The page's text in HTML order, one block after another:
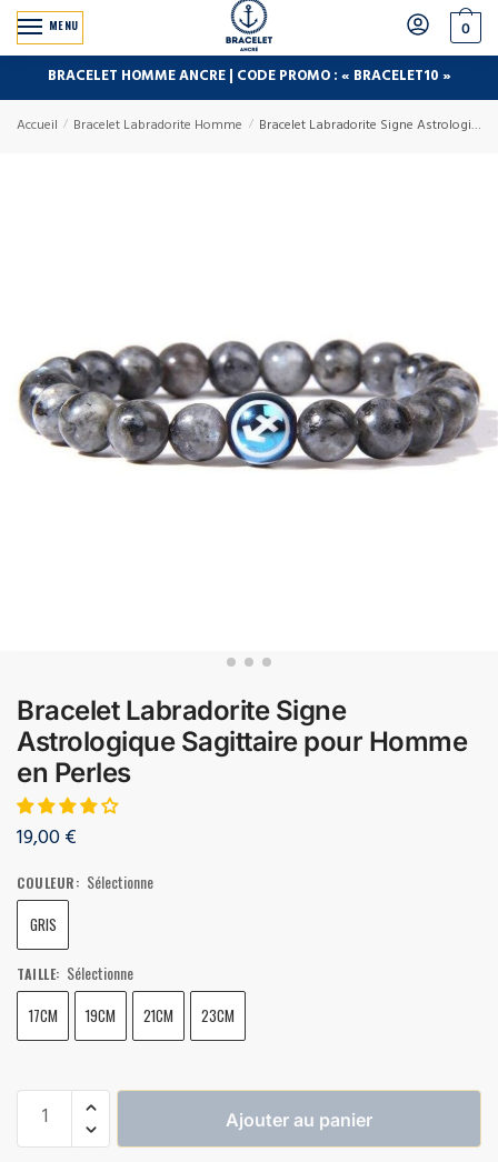
MENU 0
BRACELET HOMME ANCRE | CODE PROMO : « BRACELET10 »
Accueil / Bracelet Labradorite Homme / Bracelet Labradorite Signe Astrologique Sagittaire pour Homme en Perles
Bracelet Labradorite Signe
Astrologique Sagittaire pour Homme
en Perles
19,00€
COULEUR: Sélectionne
GRIS
TAILLE: Sélectionne
17CM 19CM 21CM 23CM
Ajouter au panier